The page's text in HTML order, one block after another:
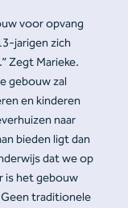
voor opvang
jarigen zich
Zegt Marieke.
gebouw zal
en kinderen
naar
bieden ligt dan
dat we op
is het gebouw
traditionele